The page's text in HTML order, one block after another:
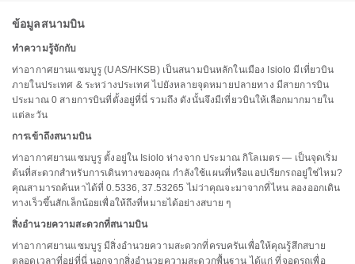
ข้อมูลสนามบิน
ทำความรู้จักกับ
ท่าอากาศยานแซมบูรู (UAS/HKSB) เป็นสนามบินหลักในเมือง Isiolo มีเที่ยวบิน
ภายในประเทศ & ระหว่างประเทศ ไปยังหลายจุดหมายปลายทาง มีสายการบิน
ประมาณ 0 สายการบินที่ตั้งอยู่ที่นี่ รวมถึง ดังนั้นจึงมีเที่ยวบินให้เลือกมากมายใน
แต่ละวัน
การเข้าถึงสนามบิน
ท่าอากาศยานแซมบูรู ตั้งอยู่ใน Isiolo ห่างจาก ประมาณ กิโลเมตร — เป็นจุดเริ่ม
ต้นที่สะดวกสำหรับการเดินทางของคุณ กำลังใช้แผนที่หรือแอปเรียกรถอยู่ใช่ไหม?
คุณสามารถค้นหาได้ที่ 0.5336, 37.53265 ไม่ว่าคุณจะมาจากที่ไหน ลองออกเดิน
ทางเร็วขึ้นสักเล็กน้อยเพื่อให้ถึงที่หมายได้อย่างสบาย ๆ
สิ่งอำนวยความสะดวกที่สนามบิน
ท่าอากาศยานแซมบูรู มีสิ่งอำนวยความสะดวกที่ครบครันเพื่อให้คุณรู้สึกสบาย
ตลอดเวลาที่อยู่ที่นี่ นอกจากสิ่งอำนวยความสะดวกพื้นฐาน ได้แก่ ที่จอดรถเพื่อ